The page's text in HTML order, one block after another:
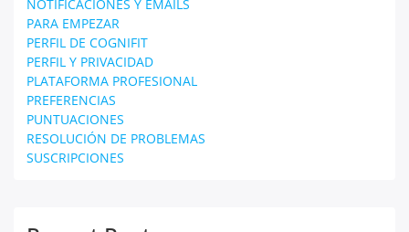
NOTIFICACIONES Y EMAILS
PARA EMPEZAR
PERFIL DE COGNIFIT
PERFIL Y PRIVACIDAD
PLATAFORMA PROFESIONAL
PREFERENCIAS
PUNTUACIONES
RESOLUCIÓN DE PROBLEMAS
SUSCRIPCIONES